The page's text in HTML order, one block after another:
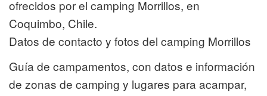
ofrecidos por el camping Morrillos, en
Coquimbo, Chile.
Datos de contacto y fotos del camping Morrillos
Guía de campamentos, con datos e información
de zonas de camping y lugares para acampar,